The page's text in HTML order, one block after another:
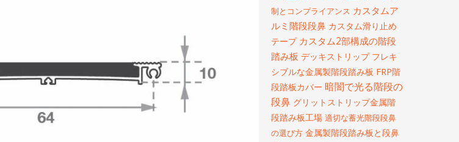
制とコンプライアンス カスタムア
ルミ階段段鼻 カスタム滑り止め
テープ カスタム2部構成の階段
踏み板 デッキストリップ フレキ
シブルな金属製階段踏み板 FRP階
段踏板カバー 暗闇で光る階段の
段鼻 グリットストリップ金属階
段踏み板工場 適切な蓄光階段段鼻
の選び方 金属製階段踏み板と段鼻